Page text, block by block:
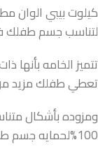
لتناسب جسم طفلك
تتميز الخامه
تعطي طفلك مزيد
ومزوده بأشكال
100%لحمايه جسم طفلك وتدفئته .